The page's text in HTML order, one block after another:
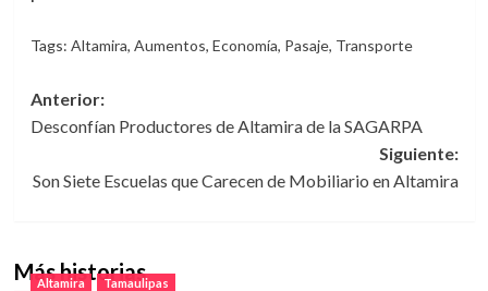
Tags: Altamira, Aumentos, Economía, Pasaje, Transporte
Navegación
de
entradas
Anterior:
Desconfían Productores de Altamira de la SAGARPA
Siguiente:
Son Siete Escuelas que Carecen de Mobiliario en Altamira
Más historias
Altamira Tamaulipas